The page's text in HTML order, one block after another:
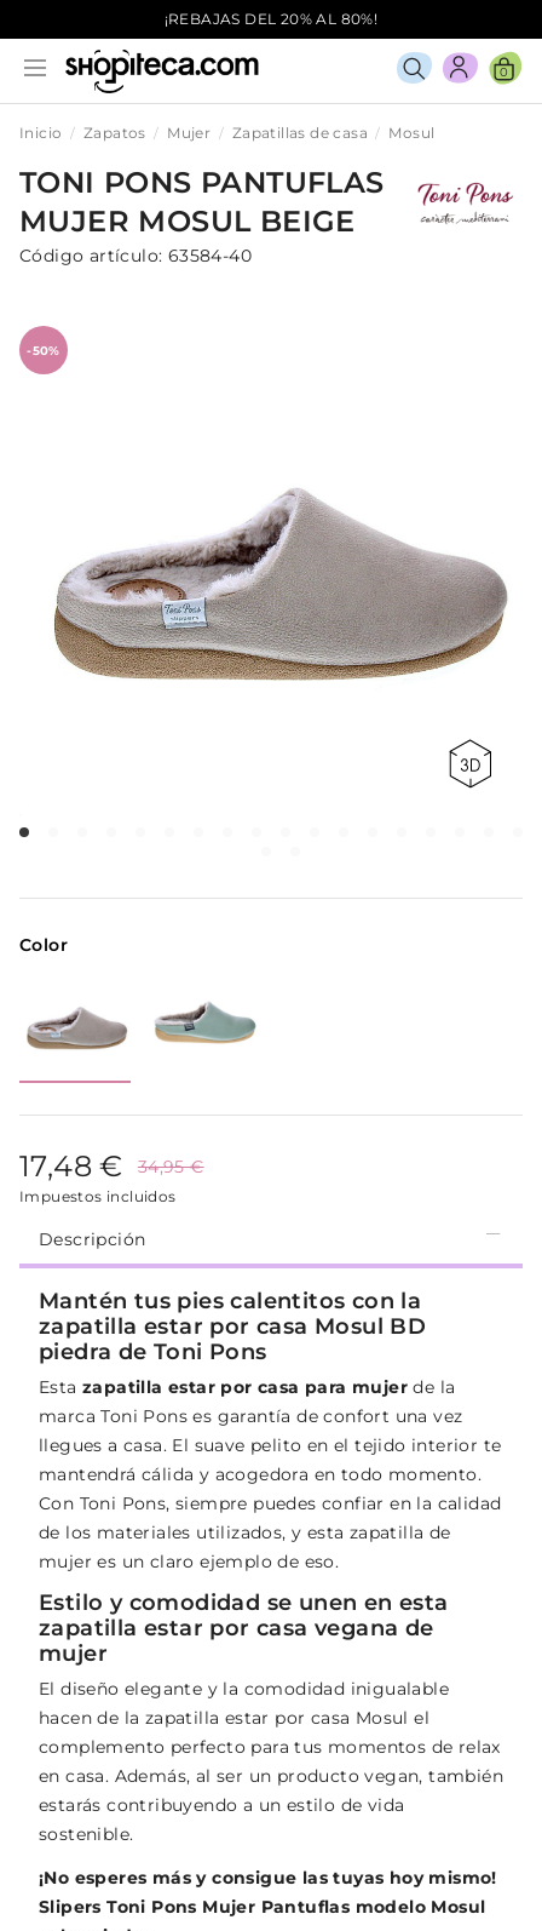
¡REBAJAS DEL 20% AL 80%!
0
Inicio Zapatos Mujer Zapatillas de casa Mosul
TONI PONS PANTUFLAS
MUJER MOSUL BEIGE
Código artículo: 63584-40
-50%
Color
17,48 € 34,95 €
Impuestos incluidos
Descripción
Mantén tus pies calentitos con la
zapatilla estar por casa Mosul BD
piedra de Toni Pons
Esta zapatilla estar por casa para mujer de la
marca Toni Pons es garantía de confort una vez
llegues a casa. El suave pelito en el tejido interior te
mantendrá cálida y acogedora en todo momento.
Con Toni Pons, siempre puedes confiar en la calidad
de los materiales utilizados, y esta zapatilla de
mujer es un claro ejemplo de eso.
Estilo y comodidad se unen en esta
zapatilla estar por casa vegana de
mujer
El diseño elegante y la comodidad inigualable
hacen de la zapatilla estar por casa Mosul el
complemento perfecto para tus momentos de relax
en casa. Además, al ser un producto vegan, también
estarás contribuyendo a un estilo de vida
sostenible.
¡No esperes más y consigue las tuyas hoy mismo!
Slipers Toni Pons Mujer Pantuflas modelo Mosul